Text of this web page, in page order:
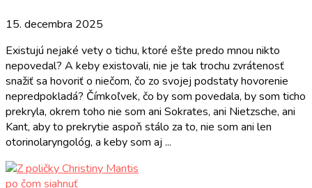
15. decembra 2025
Existujú nejaké vety o tichu, ktoré ešte predo mnou nikto
nepovedal? A keby existovali, nie je tak trochu zvrátenosť
snažiť sa hovoriť o niečom, čo zo svojej podstaty hovorenie
nepredpokladá? Čímkoľvek, čo by som povedala, by som ticho
prekryla, okrem toho nie som ani Sokrates, ani Nietzsche, ani
Kant, aby to prekrytie aspoň stálo za to, nie som ani len
otorinolaryngológ, a keby som aj ...
po čom siahnuť